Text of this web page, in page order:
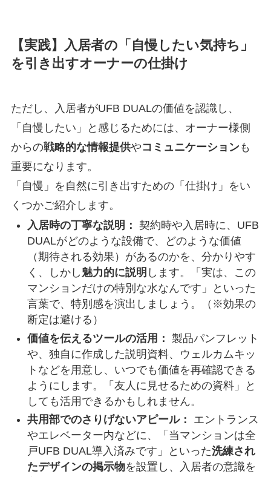
【実践】入居者の「自慢したい気持ち」
を引き出すオーナーの仕掛け
ただし、入居者がUFB DUALの価値を認識し、
「自慢したい」と感じるためには、オーナー様側
からの戦略的な情報提供やコミュニケーションも
重要になります。
「自慢」を自然に引き出すための「仕掛け」をい
くつかご紹介します。
入居時の丁寧な説明： 契約時や入居時に、UFB
DUALがどのような設備で、どのような価値
（期待される効果）があるのかを、分かりやす
く、しかし 魅力的に説明 します。「実は、この
マンションだけの特別な水なんです」といった
言葉で、特別感を演出しましょう。（※効果の
断定は避ける）
価値を伝えるツールの活用：
製品パンフレット
や、独自に作成した説明資料、ウェルカムキッ
トなどを用意し、いつでも価値を再確認できる
ようにします。「友人に見せるための資料」と
しても活用できるかもしれません。
共用部でのさりげないアピール：
エントランス
やエレベーター内などに、「当マンションは全
戸UFB DUAL導入済みです」といった洗練され
たデザインの掲示物を設置し、入居者の意識を